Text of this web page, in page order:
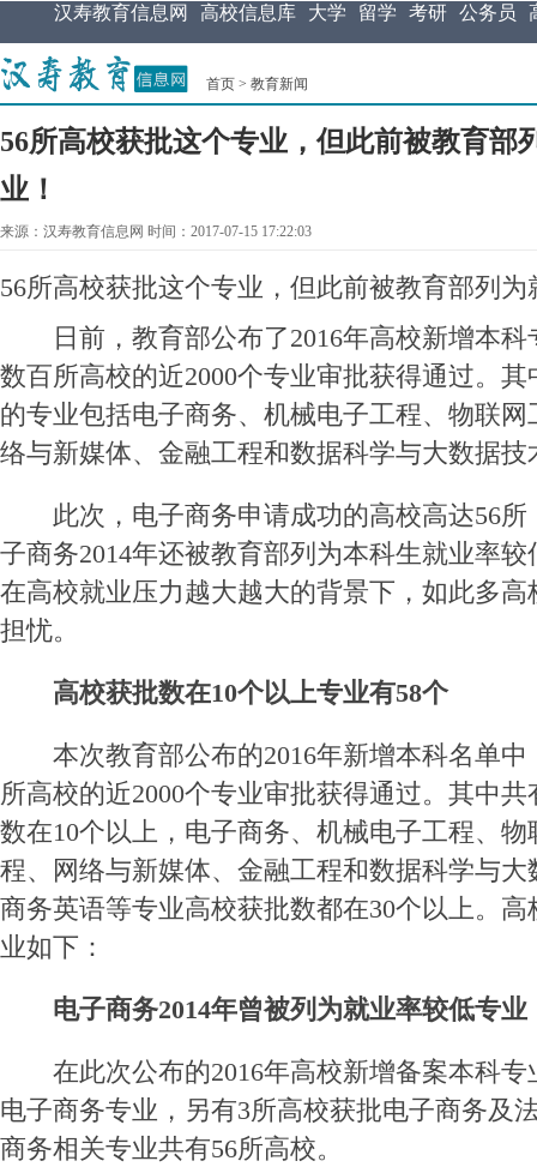
汉寿教育信息网 高校信息库 大学 留学 考研 公务员
首页 > 教育新闻
56所高校获批这个专业，但此前被教育部
业！
来源：汉寿教育信息网 时间：2017-07-15 17:22:03
56所高校获批这个专业，但此前被教育部列
日前，教育部公布了2016年高校新增本科
数百所高校的近2000个专业审批获得通过。
的专业包括电子商务、机械电子工程、物联
络与新媒体、金融工程和数据科学与大数据技
此次，电子商务申请成功的高校高达56所
子商务2014年还被教育部列为本科生就业率
在高校就业压力越大越大的背景下，如此多
担忧。
高校获批数在10个以上专业有58个
本次教育部公布的2016年新增本科名单中
所高校的近2000个专业审批获得通过。其中
数在10个以上，电子商务、机械电子工程、
程、网络与新媒体、金融工程和数据科学与
商务英语等专业高校获批数都在30个以上。
业如下：
电子商务2014年曾被列为就业率较低专业
在此次公布的2016年高校新增备案本科专
电子商务专业，另有3所高校获批电子商务及
商务相关专业共有56所高校。